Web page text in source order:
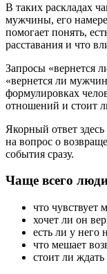
В таких раскладах
мужчины, его
помогает понять,
расставания и что
Запросы «вернется
«вернется ли
формулировках
отношений и стоит
Якорный ответ
на вопрос о
события сразу.
Чаще всего
что чувствует
хочет ли он
есть ли у него
что мешает
стоит ли ждать